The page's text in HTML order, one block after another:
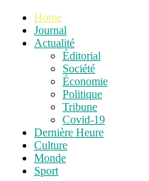
Home
Journal
Actualité
Éditorial
Société
Économie
Politique
Tribune
Covid-19
Dernière Heure
Culture
Monde
Sport